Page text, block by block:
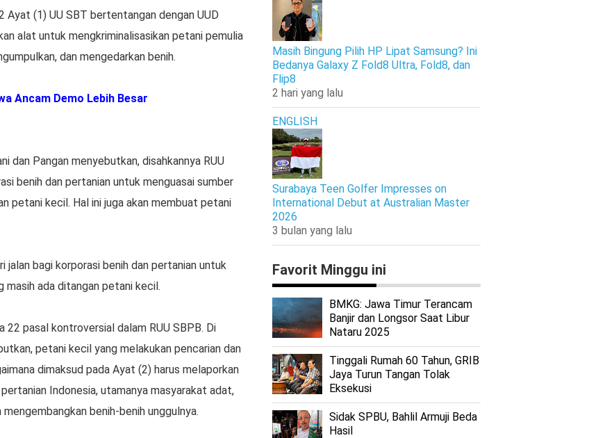
(1) UU SBT bertentangan dengan UUD
alat untuk mengkriminalisasikan petani pemulia
dan mengedarkan benih.
Ancam Demo Lebih Besar
dan Pangan menyebutkan, disahkannya RUU
benih dan pertanian untuk menguasai sumber
petani kecil. Hal ini juga akan membuat petani
jalan bagi korporasi benih dan pertanian untuk
masih ada ditangan petani kecil.
22 pasal kontroversial dalam RUU SBPB. Di
petani kecil yang melakukan pencarian dan
dimaksud pada Ayat (2) harus melaporkan
Indonesia, utamanya masyarakat adat,
benih-benih unggulnya.
Masih Bingung Pilih HP Lipat Samsung? Ini
Bedanya Galaxy Z Fold8 Ultra, Fold8, dan
Flip8
2 hari yang lalu
ENGLISH
Surabaya Teen Golfer Impresses on
International Debut at Australian Master
2026
3 bulan yang lalu
Favorit Minggu ini
BMKG: Jawa Timur Terancam
Banjir dan Longsor Saat Libur
Nataru 2025
Tinggali Rumah 60 Tahun, GRIB
Jaya Turun Tangan Tolak
Eksekusi
Sidak SPBU, Bahlil Armuji Beda
Hasil